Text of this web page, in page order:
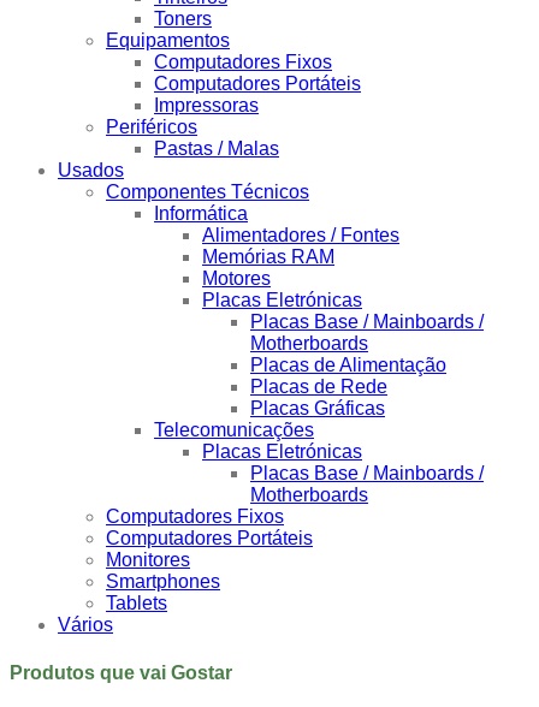
Toners
Equipamentos
Computadores Fixos
Computadores Portáteis
Impressoras
Periféricos
Pastas / Malas
Usados
Componentes Técnicos
Informática
Alimentadores / Fontes
Memórias RAM
Motores
Placas Eletrónicas
Placas Base / Mainboards /
Motherboards
Placas de Alimentação
Placas de Rede
Placas Gráficas
Telecomunicações
Placas Eletrónicas
Placas Base / Mainboards /
Motherboards
Computadores Fixos
Computadores Portáteis
Monitores
Smartphones
Tablets
Vários
Produtos que vai Gostar